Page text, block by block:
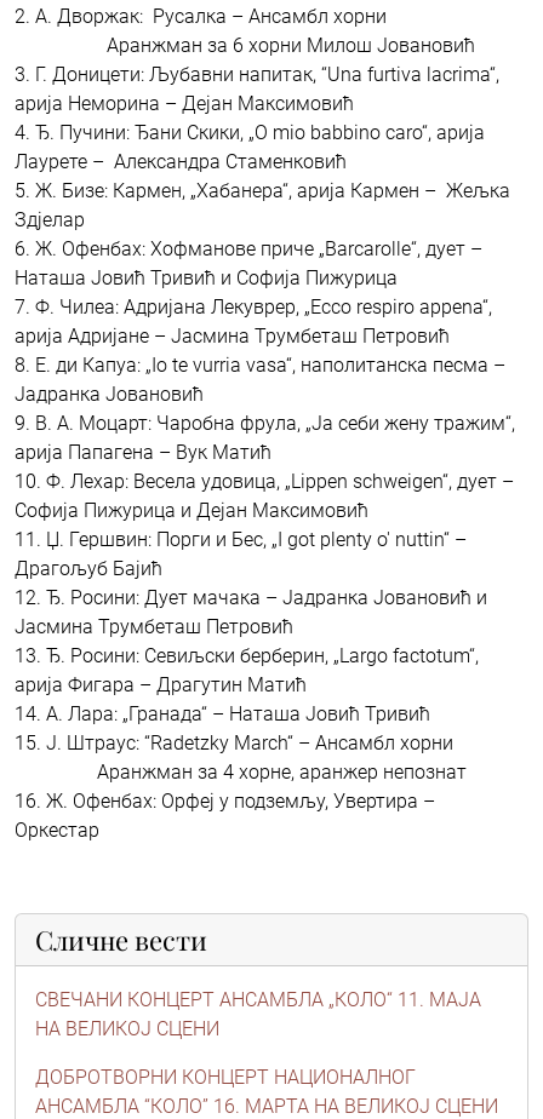
2. А. Дворжак: Русалка – Ансамбл хорни
Аранжман за 6 хорни Милош Јовановић
3. Г. Доницети: Љубавни напитак, “Una furtiva lacrima“,
арија Неморина – Дејан Максимовић
4. Ђ. Пучини: Ђани Скики, „O mio babbino caro“, арија
Лаурете – Александра Стаменковић
5. Ж. Бизе: Кармен, „Хабанера“, арија Кармен – Жељка
Здјелар
6. Ж. Офенбах: Хофманове приче „Barcarolle“, дует –
Наташа Јовић Тривић и Софија Пижурица
7. Ф. Чилеа: Адријана Лекуврер, „Ecco respiro appena“,
арија Адријане – Јасмина Трумбеташ Петровић
8. Е. ди Капуа: „Io te vurria vasa“, наполитанска песма –
Јадранка Јовановић
9. В. А. Моцарт: Чаробна фрула, „Ја себи жену тражим“,
арија Папагена – Вук Матић
10. Ф. Лехар: Весела удовица, „Lippen schweigen“, дует –
Софија Пижурица и Дејан Максимовић
11. Џ. Гершвин: Порги и Бес, „I got plenty o' nuttin“ –
Драгољуб Бајић
12. Ђ. Росини: Дует мачака – Јадранка Јовановић и
Јасмина Трумбеташ Петровић
13. Ђ. Росини: Севиљски берберин, „Largo factotum“,
арија Фигара – Драгутин Матић
14. А. Лара: „Гранада“ – Наташа Јовић Тривић
15. Ј. Штраус: “Radetzky March“ – Ансамбл хорни
Аранжман за 4 хорне, аранжер непознат
16. Ж. Офенбах: Орфеј у подземљу, Увертира –
Оркестар
Сличне вести
СВЕЧАНИ КОНЦЕРТ АНСАМБЛА „КОЛО“ 11. МАЈА
НА ВЕЛИКОЈ СЦЕНИ
ДОБРОТВОРНИ КОНЦЕРТ НАЦИОНАЛНОГ
АНСАМБЛА “КОЛО” 16. МАРТА НА ВЕЛИКОЈ СЦЕНИ